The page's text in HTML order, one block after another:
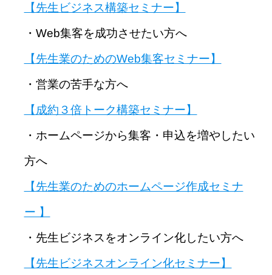
【先生ビジネス構築セミナー】
・Web集客を成功させたい方へ
【先生業のためのWeb集客セミナー】
・営業の苦手な方へ
【成約３倍トーク構築セミナー】
・ホームページから集客・申込を増やしたい
方へ
【先生業のためのホームページ作成セミナ
ー 】
・先生ビジネスをオンライン化したい方へ
【先生ビジネスオンライン化セミナー】